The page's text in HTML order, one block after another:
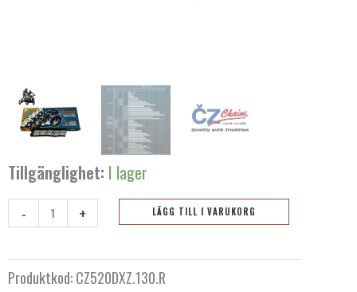
Tillgänglighet: I lager
-
CZ
520
+ LÄGG TILL I VARUKORG
Produktkod:CZ520DXZ.130.R